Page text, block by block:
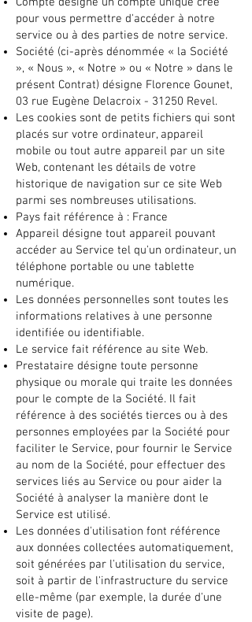
pour vous permettre d'accéder à notre
service ou à des parties de notre service.
Société (ci-après dénommée « la Société
», « Nous », « Notre » ou « Notre » dans le
présent Contrat) désigne Florence Gounet,
03 rue Eugène Delacroix - 31250 Revel.
Les cookies sont de petits fichiers qui sont
placés sur votre ordinateur, appareil
mobile ou tout autre appareil par un site
Web, contenant les détails de votre
historique de navigation sur ce site Web
parmi ses nombreuses utilisations.
Pays fait référence à : France
Appareil désigne tout appareil pouvant
accéder au Service tel qu'un ordinateur, un
téléphone portable ou une tablette
numérique.
Les données personnelles sont toutes les
informations relatives à une personne
identifiée ou identifiable.
Le service fait référence au site Web.
Prestataire désigne toute personne
physique ou morale qui traite les données
pour le compte de la Société. Il fait
référence à des sociétés tierces ou à des
personnes employées par la Société pour
faciliter le Service, pour fournir le Service
au nom de la Société, pour effectuer des
services liés au Service ou pour aider la
Société à analyser la manière dont le
Service est utilisé.
Les données d'utilisation font référence
aux données collectées automatiquement,
soit générées par l'utilisation du service,
soit à partir de l'infrastructure du service
elle-même (par exemple, la durée d'une
visite de page).